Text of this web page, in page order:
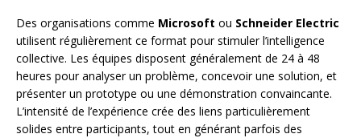
Des organisations comme Microsoft ou Schneider Electric
utilisent régulièrement ce format pour stimuler l’intelligence
collective. Les équipes disposent généralement de 24 à 48
heures pour analyser un problème, concevoir une solution, et
présenter un prototype ou une démonstration convaincante.
L’intensité de l’expérience crée des liens particulièrement
solides entre participants, tout en générant parfois des